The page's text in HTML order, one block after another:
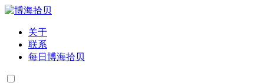
关于
联系
每日博海拾贝